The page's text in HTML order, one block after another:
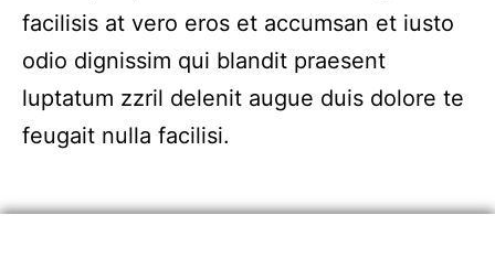
facilisis at vero eros et accumsan et iusto
odio dignissim qui blandit praesent
luptatum zzril delenit augue duis dolore te
feugait nulla facilisi.